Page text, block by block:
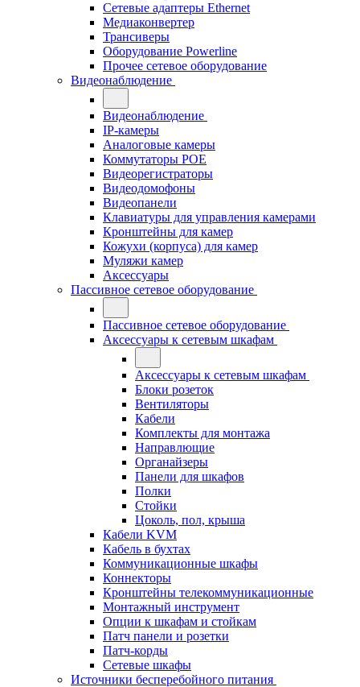
Сетевые адаптеры Ethernet
Медиаконвертер
Трансиверы
Оборудование Powerline
Прочее сетевое оборудование
Видеонаблюдение
Видеонаблюдение
IP-камеры
Аналоговые камеры
Коммутаторы POE
Видеорегистраторы
Видеодомофоны
Видеопанели
Клавиатуры для управления камерами
Кронштейны для камер
Кожухи (корпуса) для камер
Муляжи камер
Аксессуары
Пассивное сетевое оборудование
Пассивное сетевое оборудование
Аксессуары к сетевым шкафам
Аксессуары к сетевым шкафам
Блоки розеток
Вентиляторы
Кабели
Комплекты для монтажа
Направлющие
Органайзеры
Панели для шкафов
Полки
Стойки
Цоколь, пол, крыша
Кабели KVM
Кабель в бухтах
Коммуникационные шкафы
Коннекторы
Кронштейны телекоммуникационные
Монтажный инструмент
Опции к шкафам и стойкам
Патч панели и розетки
Патч-корды
Сетевые шкафы
Источники бесперебойного питания